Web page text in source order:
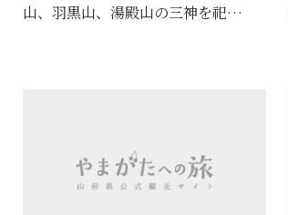
の中にあり、東北北地方では…